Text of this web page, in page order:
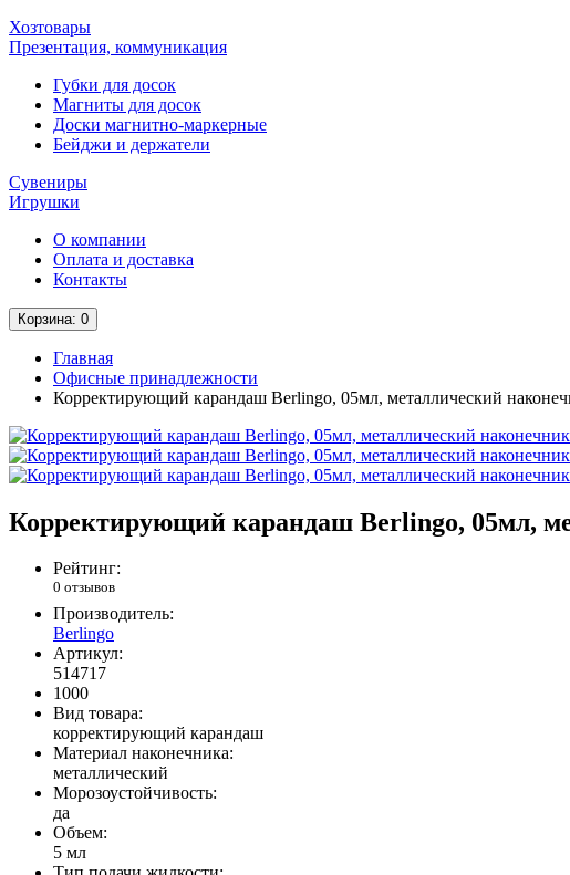
Хозтовары
Презентация, коммуникация
Губки для досок
Магниты для досок
Доски магнитно-маркерные
Бейджи и держатели
Сувениры
Игрушки
О компании
Оплата и доставка
Контакты
Корзина: 0
Главная
Офисные принадлежности
Корректирующий карандаш Berlingo, 05мл, металлический
Корректирующий карандаш Berlingo, 05мл,
Рейтинг:
0 отзывов
Производитель:
Berlingo
Артикул:
514717
1000
Вид товара:
корректирующий карандаш
Материал наконечника:
металлический
Морозоустойчивость:
да
Объем:
5 мл